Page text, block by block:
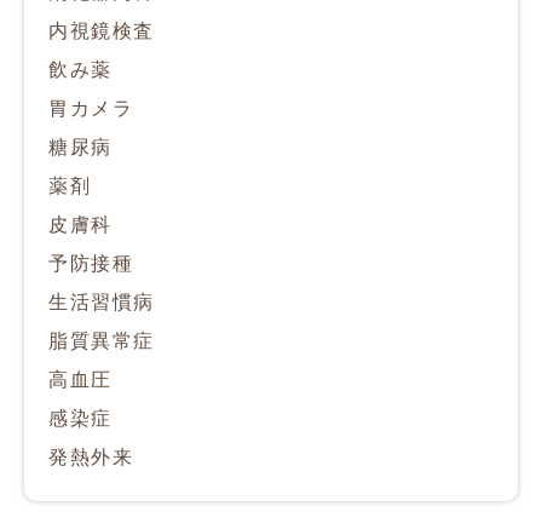
内視鏡検査
飲み薬
胃カメラ
糖尿病
薬剤
皮膚科
予防接種
生活習慣病
脂質異常症
高血圧
感染症
発熱外来